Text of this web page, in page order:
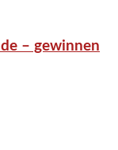
– gewinnen